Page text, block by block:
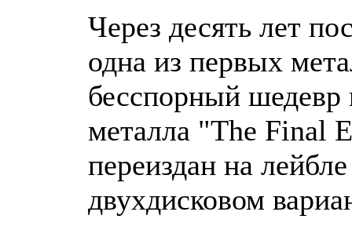
Через десять лет
одна из первых
бесспорный шедевр
металла "The Final
переиздан на
двухдисковом